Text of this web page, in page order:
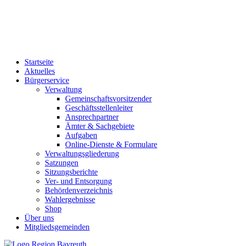
Startseite
Aktuelles
Bürgerservice
Verwaltung
Gemeinschaftsvorsitzender
Geschäftsstellenleiter
Ansprechpartner
Ämter & Sachgebiete
Aufgaben
Online-Dienste & Formulare
Verwaltungsgliederung
Satzungen
Sitzungsberichte
Ver- und Entsorgung
Behördenverzeichnis
Wahlergebnisse
Shop
Über uns
Mitgliedsgemeinden